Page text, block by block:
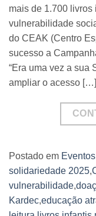
mais de 1.700
vulnerabilidade
do CEAK (Centro
sucesso a
“Era uma vez a sua
ampliar o acesso […]
Postado em Eventos
solidariedade 2025,
vulnerabilidade,
Kardec,educação